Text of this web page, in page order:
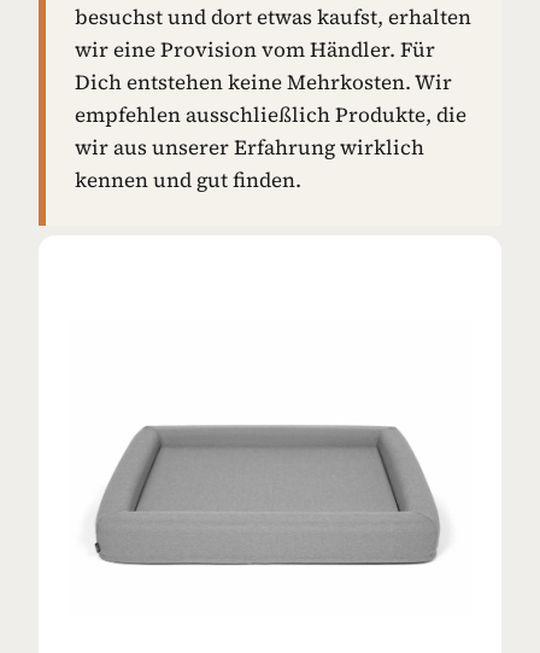
besuchst und dort etwas kaufst, erhalten
wir eine Provision vom Händler. Für
Dich entstehen keine Mehrkosten. Wir
empfehlen ausschließlich Produkte, die
wir aus unserer Erfahrung wirklich
kennen und gut finden.